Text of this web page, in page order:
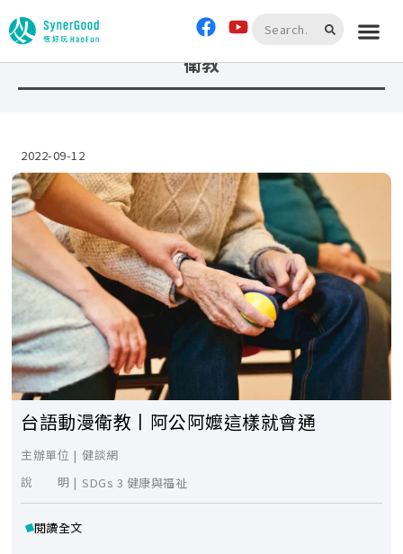
首頁»衛教
衛教
2022-09-12
台語動漫衛教丨阿公阿嬤這樣就會通
主辦單位 | 健談網
說 明 | SDGs 3 健康與福祉
閱讀全文